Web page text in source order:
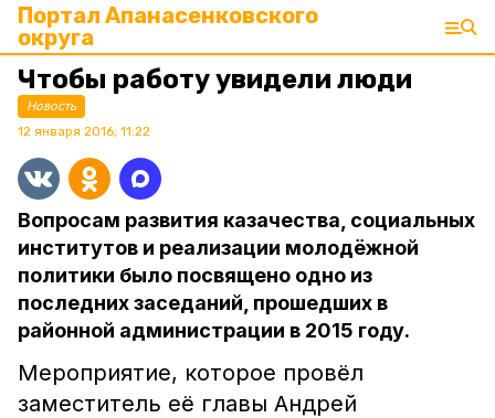
Портал Апанасенковского
округа
Чтобы работу увидели люди
Новость
12 января 2016, 11:22
Вопросам развития казачества, социальных
институтов и реализации молодёжной
политики было посвящено одно из
последних заседаний, прошедших в
районной администрации в 2015 году.
Мероприятие, которое провёл
заместитель её главы Андрей